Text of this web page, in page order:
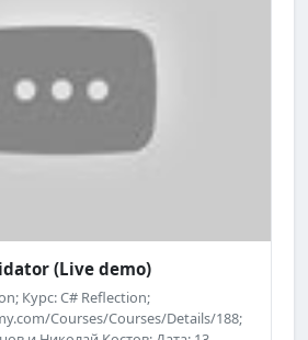
(Live demo)
Курс: C# Reflection;
Courses/Courses/Details/188;